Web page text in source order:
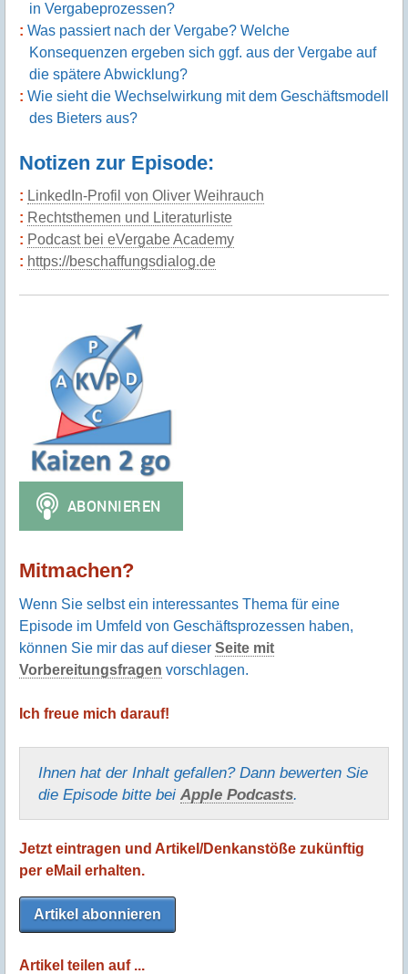
in Vergabeprozessen?
Was passiert nach der Vergabe? Welche
Konsequenzen ergeben sich ggf. aus der Vergabe auf
die spätere Abwicklung?
Wie sieht die Wechselwirkung mit dem Geschäftsmodell
des Bieters aus?
Notizen zur Episode:
LinkedIn-Profil von Oliver Weihrauch
Rechtsthemen und Literaturliste
Podcast bei eVergabe Academy
https://beschaffungsdialog.de
Mitmachen?
Wenn Sie selbst ein interessantes Thema für eine
Episode im Umfeld von Geschäftsprozessen haben,
können Sie mir das auf dieser Seite mit
Vorbereitungsfragen vorschlagen.
Ich freue mich darauf!
Ihnen hat der Inhalt gefallen? Dann bewerten Sie
die Episode bitte bei Apple Podcasts
Jetzt eintragen und Artikel/Denkanstöße zukünftig
per eMail erhalten.
Artikel abonnieren
Artikel teilen auf ...